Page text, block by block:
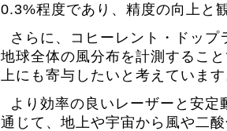
0.3%程度であり、精度の向上と
さらに、コヒーレント・ドッ
地球全体の風分布を計測するこ
上にも寄与したいと考えていま
より効率の良いレーザーと安
通じて、地上や宇宙から風や二